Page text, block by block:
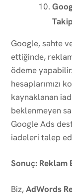
Google, sahte
ettiğinde,
ödeme
hesaplarımızı
kaynaklanan
beklenmeyen
Google Ads
iadeleri talep
Sonuç: Reklam
Biz,AdWords